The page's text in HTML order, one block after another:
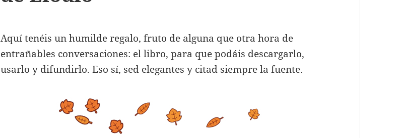
Aquí tenéis un humilde regalo, fruto de alguna que otra hora de
entrañables conversaciones: el libro, para que podáis descargarlo,
usarlo y difundirlo. Eso sí, sed elegantes y citad siempre la fuente.